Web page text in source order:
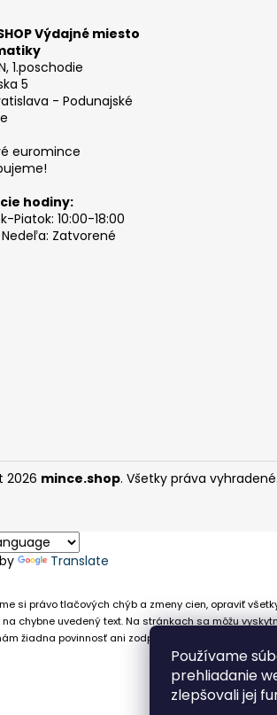
Používame
prehliadanie
zlepšovali jej
Výdajné miesto
1.poschodie
5
- Podunajské
euromince
hodiny:
Piatok: 10:00-18:00
Zatvorené
2026 mince.shop. Všetky práva vyhradené.
Translate
si právo tlačových chýb a zmeny cien, opraviť
chybne uvedený text. Na stránkach sa môžu
žiadna povinnosť ani zodpovednosť v prípade, že